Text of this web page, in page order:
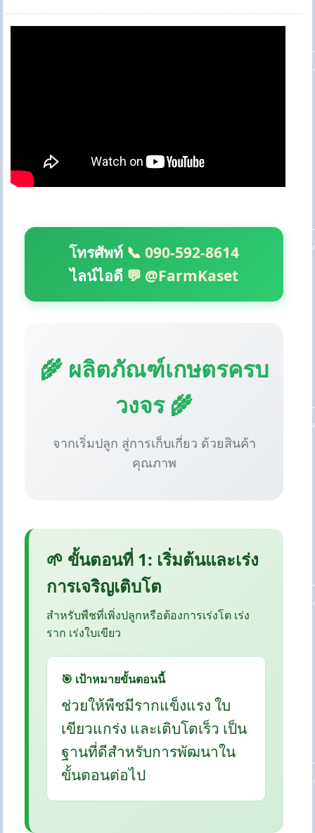
โทรศัพท์ 📞 090-592-8614
ไลน์ไอดี 💬 @FarmKaset
🌾 ผลิตภัณฑ์เกษตรครบ
วงจร 🌾
จากเริ่มปลูก สู่การเก็บเกี่ยว ด้วยสินค้า
คุณภาพ
🌱 ขั้นตอนที่ 1: เริ่มต้นและเร่ง
การเจริญเติบโต
สำหรับพืชที่เพิ่งปลูกหรือต้องการเร่งโต เร่ง
ราก เร่งใบเขียว
🎯 เป้าหมายขั้นตอนนี้
ช่วยให้พืชมีรากแข็งแรง ใบ
เขียวแกร่ง และเติบโตเร็ว เป็น
ฐานที่ดีสำหรับการพัฒนาใน
ขั้นตอนต่อไป